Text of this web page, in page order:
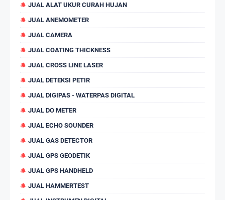
JUAL ALAT UKUR CURAH HUJAN
JUAL ANEMOMETER
JUAL CAMERA
JUAL COATING THICKNESS
JUAL CROSS LINE LASER
JUAL DETEKSI PETIR
JUAL DIGIPAS - WATERPAS DIGITAL
JUAL DO METER
JUAL ECHO SOUNDER
JUAL GAS DETECTOR
JUAL GPS GEODETIK
JUAL GPS HANDHELD
JUAL HAMMERTEST